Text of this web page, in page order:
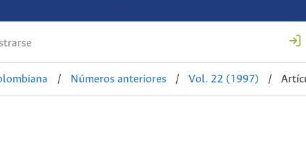
/ Números anteriores / Vol. 22 (1997) /